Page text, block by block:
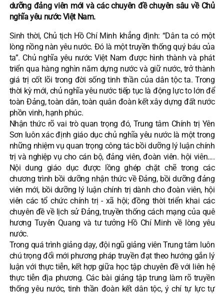
dưỡng đảng viên mới và các chuyên đề chuyên sâu về Chủ
nghĩa yêu nước Việt Nam.
Sinh thời, Chủ tịch Hồ Chí Minh khẳng định: “Dân ta có một
lòng nồng nàn yêu nước. Đó là một truyền thống quý báu của
ta”. Chủ nghĩa yêu nước Việt Nam được hình thành và phát
triển qua hàng nghìn năm dựng nước và giữ nước, trở thành
giá trị cốt lõi trong đời sống tinh thần của dân tộc ta. Trong
thời kỳ mới, chủ nghĩa yêu nước tiếp tục là động lực to lớn để
toàn Đảng, toàn dân, toàn quân đoàn kết xây dựng đất nước
phồn vinh, hạnh phúc.
Nhận thức rõ vai trò quan trọng đó, Trung tâm Chính trị Yên
Sơn luôn xác định giáo dục chủ nghĩa yêu nước là một trong
những nhiệm vụ quan trọng công tác bồi dưỡng lý luận chính
trị và nghiệp vụ cho cán bộ, đảng viên, đoàn viên. hội viên….
Nội dung giáo dục được lồng ghép chặt chẽ trong các
chương trình bồi dưỡng nhận thức về Đảng, bồi dưỡng đảng
viên mới, bồi dưỡng lý luận chính trị dành cho đoàn viên, hội
viên các tổ chức chính trị - xã hội; đồng thời triển khai các
chuyên đề về lịch sử Đảng, truyền thống cách mạng của quê
hương Tuyên Quang và tư tưởng Hồ Chí Minh về lòng yêu
nước.
Trong quá trình giảng dạy, đội ngũ giảng viên Trung tâm luôn
chú trọng đổi mới phương pháp truyền đạt theo hướng gắn lý
luận với thực tiễn, kết hợp giữa học tập chuyên đề với liên hệ
thực tiễn địa phương. Các bài giảng tập trung làm rõ truyền
thống yêu nước, tinh thần đoàn kết dân tộc, ý chí tự lực tự